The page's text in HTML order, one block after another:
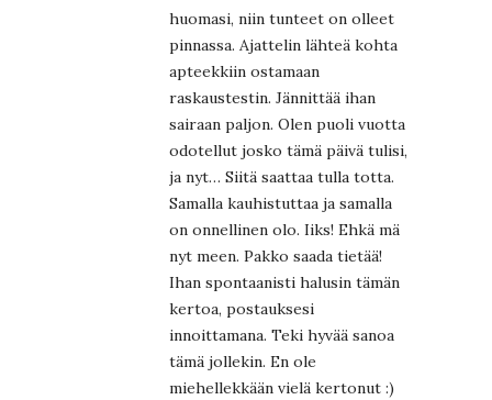
huomasi, niin tunteet on olleet
pinnassa. Ajattelin lähteä kohta
apteekkiin ostamaan
raskaustestin. Jännittää ihan
sairaan paljon. Olen puoli vuotta
odotellut josko tämä päivä tulisi,
ja nyt… Siitä saattaa tulla totta.
Samalla kauhistuttaa ja samalla
on onnellinen olo. Iiks! Ehkä mä
nyt meen. Pakko saada tietää!
Ihan spontaanisti halusin tämän
kertoa, postauksesi
innoittamana. Teki hyvää sanoa
tämä jollekin. En ole
miehellekkään vielä kertonut :)